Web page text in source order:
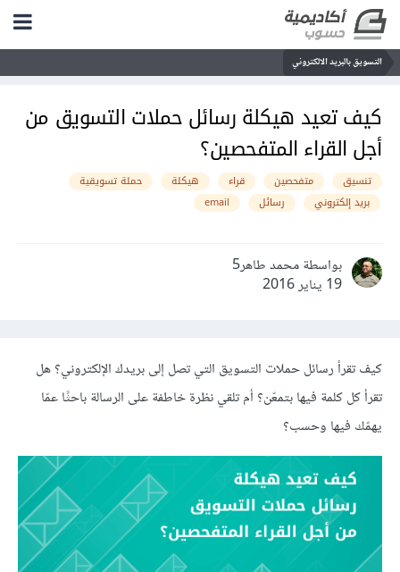
التسويق بالبريد الالكتروني
كيف تعيد هيكلة رسائل حملات التسويق من
أجل القراء المتفحصين؟
تنسيق متفحصين قراء هيكلة
حملة تسويقية
بريد إلكتروني
رسائل email
بواسطة محمد طاهر5
19 يناير 2016
كيف تقرأ رسائل حملات التسويق التي تصل إلى بريدك الإلكتروني؟ هل
تقرأ كل كلمة فيها بتمعّن؟ أم تلقي نظرة خاطفة على الرسالة باحثًا عمّا
يهمّك فيها وحسب؟